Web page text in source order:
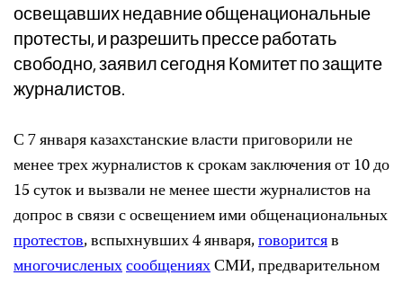
освещавших недавние общенациональные
протесты, и разрешить прессе работать
свободно, заявил сегодня Комитет по защите
журналистов.
С 7 января казахстанские власти приговорили не
менее трех журналистов к срокам заключения от 10 до
15 суток и вызвали не менее шести журналистов на
допрос в связи с освещением ими общенациональных
протестов, вспыхнувших 4 января,говоритсяв
многочисленыхсообщенияхСМИ, предварительном